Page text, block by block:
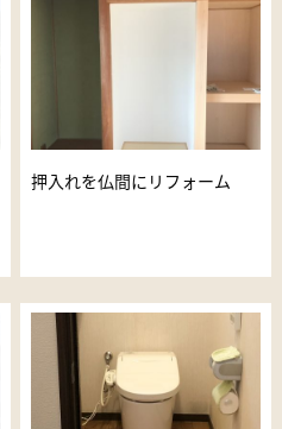
押入れを仏間にリフォーム